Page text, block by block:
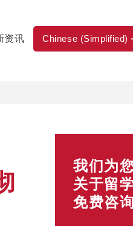
资讯 Chinese (Simplified)
我们为
关于留
免费咨